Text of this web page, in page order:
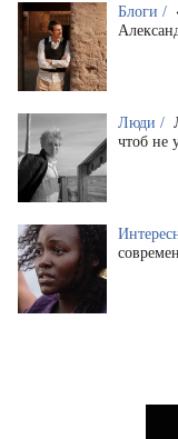
Блоги /
Люди /
чтоб не